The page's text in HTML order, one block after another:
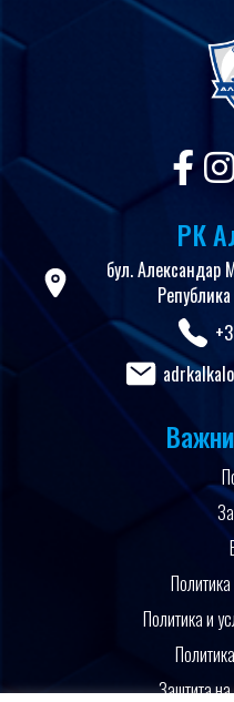
РК
бул. Александар
Политика и
Заштита